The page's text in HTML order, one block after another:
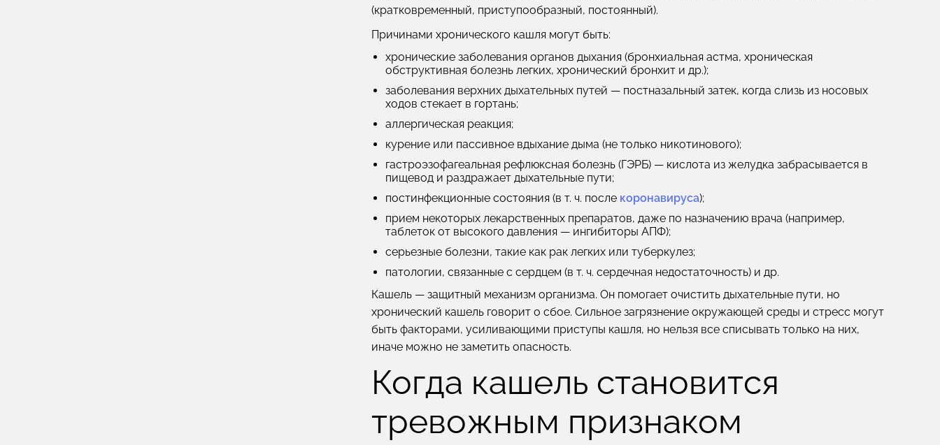
(кратковременный, приступообразный, постоянный).
Причинами хронического кашля могут быть:
хронические заболевания органов дыхания (бронхиальная астма, хроническая
обструктивная болезнь легких, хронический бронхит и др.);
заболевания верхних дыхательных путей — постназальный затек, когда слизь из носовых
ходов стекает в гортань;
аллергическая реакция;
курение или пассивное вдыхание дыма (не только никотинового);
гастроэзофагеальная рефлюксная болезнь (ГЭРБ) — кислота из желудка забрасывается в
пищевод и раздражает дыхательные пути;
постинфекционные состояния (в т. ч. после коронавируса);
прием некоторых лекарственных препаратов, даже по назначению врача (например,
таблеток от высокого давления — ингибиторы АПФ);
серьезные болезни, такие как рак легких или туберкулез;
патологии, связанные с сердцем (в т. ч. сердечная недостаточность) и др.
Кашель — защитный механизм организма. Он помогает очистить дыхательные пути, но
хронический кашель говорит о сбое. Сильное загрязнение окружающей среды и стресс могут
быть факторами, усиливающими приступы кашля, но нельзя все списывать только на них,
иначе можно не заметить опасность.
Когда кашель становится
тревожным признаком